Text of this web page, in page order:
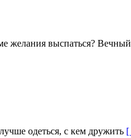
желания выспаться?
одеться, с кем дружить